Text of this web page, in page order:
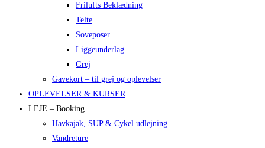
Frilufts Beklædning
Telte
Soveposer
Liggeunderlag
Grej
Gavekort – til grej og oplevelser
OPLEVELSER & KURSER
LEJE – Booking
Havkajak, SUP & Cykel udlejning
Vandreture